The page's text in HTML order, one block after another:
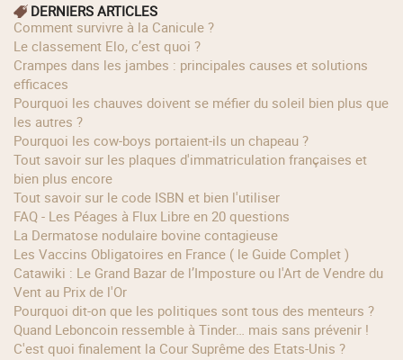
DERNIERS ARTICLES
Comment survivre à la Canicule ?
Le classement Elo, c’est quoi ?
Crampes dans les jambes : principales causes et solutions
efficaces
Pourquoi les chauves doivent se méfier du soleil bien plus que
les autres ?
Pourquoi les cow‑boys portaient‑ils un chapeau ?
Tout savoir sur les plaques d'immatriculation françaises et
bien plus encore
Tout savoir sur le code ISBN et bien l'utiliser
FAQ - Les Péages à Flux Libre en 20 questions
La Dermatose nodulaire bovine contagieuse
Les Vaccins Obligatoires en France ( le Guide Complet )
Catawiki : Le Grand Bazar de l’Imposture ou l'Art de Vendre du
Vent au Prix de l'Or
Pourquoi dit-on que les politiques sont tous des menteurs ?
Quand Leboncoin ressemble à Tinder… mais sans prévenir !
C'est quoi finalement la Cour Suprême des Etats-Unis ?